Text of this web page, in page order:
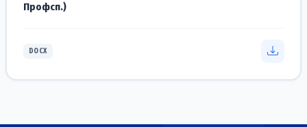
Профсп.)
DOCX